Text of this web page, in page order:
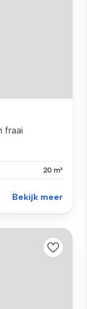
fraai
20 m²
Bekijk meer